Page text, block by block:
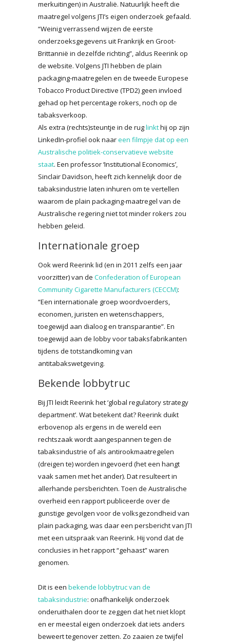
merkuitingen) in Australië. Natuurlijk heeft die
maatregel volgens JTI’s eigen onderzoek gefaald.
“Weinig verrassend wijzen de eerste
onderzoeksgegevens uit Frankrijk en Groot-
Brittannië in dezelfde richting”, aldus Reerink op
de website. Volgens JTI hebben de plain
packaging-maatregelen en de tweede Europese
Tobacco Product Directive (TPD2) geen invloed
gehad op het percentage rokers, noch op de
tabaksverkoop.
Als extra (rechts)steuntje in de ruglinkthij op zijn
LinkedIn-profiel ook naareen filmpje dat op een
Australische politiek-conservatieve website
staat. Een professor ‘Institutional Economics’,
Sinclair Davidson, heeft zich kennelijk door de
tabaksindustrie laten inhuren om te vertellen
waarom de plain packaging-maatregel van de
Australische regering niet tot minder rokers zou
hebben geleid.
Internationale groep
Ook werd Reerink lid (en in 2011 zelfs een jaar
voorzitter) van de Confederation of European
Community Cigarette Manufacturers (CECCM):
“Een internationale groep woordvoerders,
economen, juristen en wetenschappers,
toegewijd aan dialoog en transparantie”. En
toegewijd aan de lobby voor tabaksfabrikanten
tijdens de totstandkoming van
antitabakswetgeving.
Bekende lobbytruc
Bij JTI leidt Reerink het ‘global regulatory strategy
department’. Wat betekent dat? Reerink duikt
erbovenop als ergens in de wereld een
rechtszaak wordt aangespannen tegen de
tabaksindustrie of als antirookmaatregelen
(dreigen te) worden ingevoerd (het een hangt
vaak samen met het ander). Dat resulteert in
allerhande persberichten. Toen de Australische
overheid een rapport publiceerde over de
gunstige gevolgen voor de volksgezondheid van
plain packaging, was daar een persbericht van JTI
met een uitspraak van Reerink. Hij vond dat de
conclusies in het rapport “gehaast” waren
genomen.
Dit is een bekende lobbytruc van de
tabaksindustrie: onafhankelijk onderzoek
onderuithalen door te zeggen dat het niet klopt
en er meestal eigen onderzoek dat iets anders
beweert tegenover zetten. Zo zaaien ze twijfel